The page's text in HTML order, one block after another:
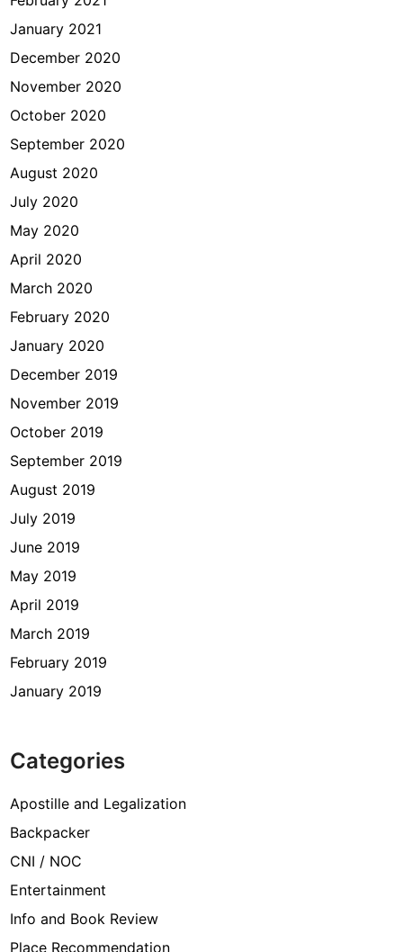
January 2021
December 2020
November 2020
October 2020
September 2020
August 2020
July 2020
May 2020
April 2020
March 2020
February 2020
January 2020
December 2019
November 2019
October 2019
September 2019
August 2019
July 2019
June 2019
May 2019
April 2019
March 2019
February 2019
January 2019
Categories
Apostille and Legalization
Backpacker
CNI / NOC
Entertainment
Info and Book Review
Place Recommendation